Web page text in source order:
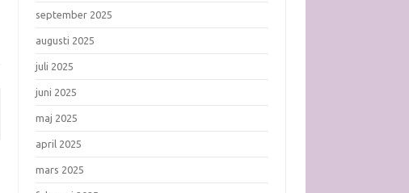
september 2025
augusti 2025
juli 2025
juni 2025
maj 2025
april 2025
mars 2025